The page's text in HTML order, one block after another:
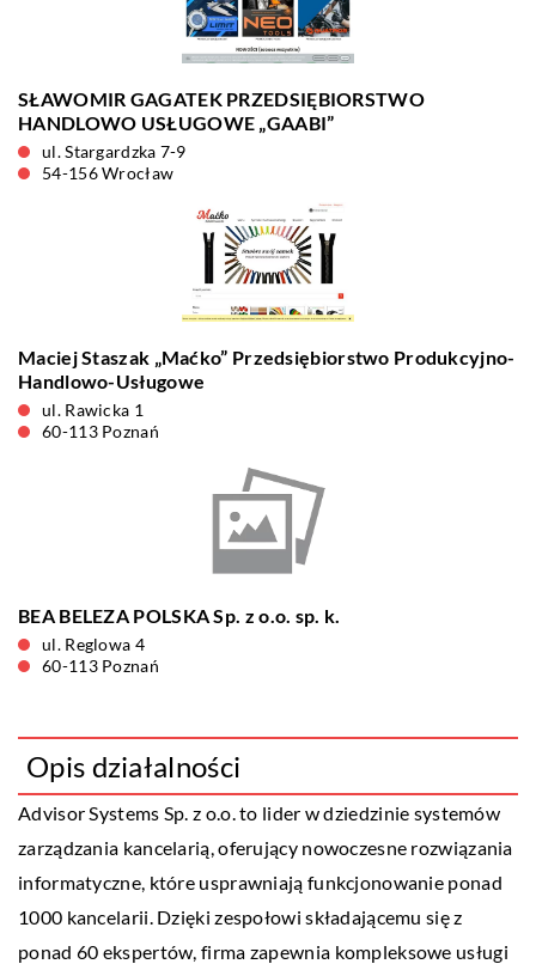
SŁAWOMIR GAGATEK PRZEDSIĘBIORSTWO
HANDLOWO USŁUGOWE „GAABI”
ul. Stargardzka 7-9
54-156 Wrocław
Maciej Staszak „Maćko” Przedsiębiorstwo Produkcyjno-
Handlowo-Usługowe
ul. Rawicka 1
60-113 Poznań
BEA BELEZA POLSKA Sp. z o.o. sp. k.
ul. Reglowa 4
60-113 Poznań
Opis działalności
Advisor Systems Sp. z o.o. to lider w dziedzinie systemów
zarządzania kancelarią, oferujący nowoczesne rozwiązania
informatyczne, które usprawniają funkcjonowanie ponad
1000 kancelarii. Dzięki zespołowi składającemu się z
ponad 60 ekspertów, firma zapewnia kompleksowe usługi